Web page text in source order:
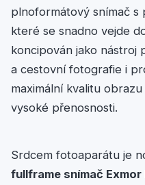
plnoformátový snímač s
které se snadno vejde
koncipován jako nástroj
a cestovní fotografie i
maximální kvalitu
vysoké přenosnosti.
Srdcem fotoaparátu je
fullframe snímač Exmor